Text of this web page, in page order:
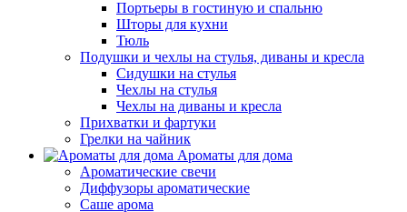
Портьеры в гостиную и спальню
Шторы для кухни
Тюль
Подушки и чехлы на стулья, диваны и кресла
Сидушки на стулья
Чехлы на стулья
Чехлы на диваны и кресла
Прихватки и фартуки
Грелки на чайник
Ароматы для дома
Ароматические свечи
Диффузоры ароматические
Саше арома